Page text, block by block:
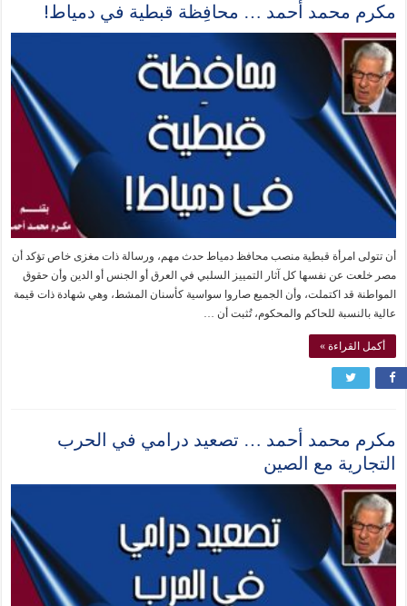
مكرم محمد أحمد … محافِظة قبطية في دمياط!
أن تتولى امرأة قبطية منصب محافظ دمياط حدث مهم، ورسالة ذات مغزى خاص تؤكد أن
مصر خلعت عن نفسها كل آثار التمييز السلبي في العرق أو الجنس أو الدين وأن حقوق
المواطنة قد اكتملت، وأن الجميع صاروا سواسية كأسنان المشط، وهي شهادة ذات قيمة
عالية بالنسبة للحاكم والمحكوم، تُثبت أن …
أكمل القراءة »
مكرم محمد أحمد … تصعيد درامي في الحرب
التجارية مع الصين